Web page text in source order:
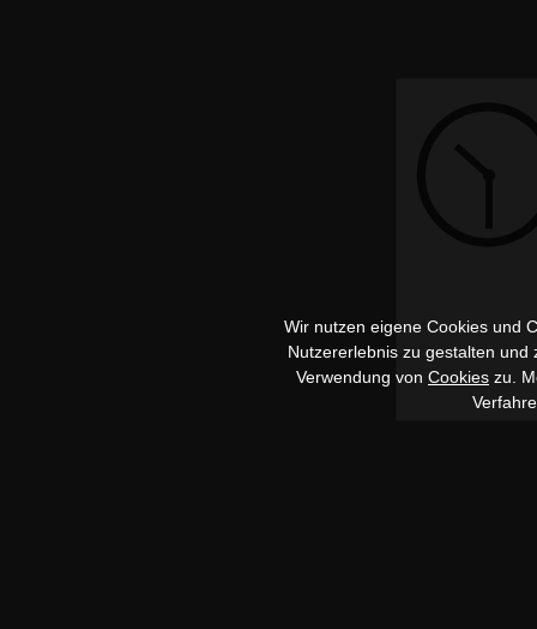
Wir nutzen eigene Cookies und
Nutzererlebnis zu gestalten
Verwendung von Cookies zu.